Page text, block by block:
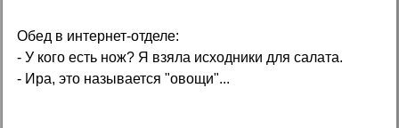
Обед в интернет-отделе:
- У кого есть нож? Я взяла исходники для салата.
- Ира, это называется "овощи"...